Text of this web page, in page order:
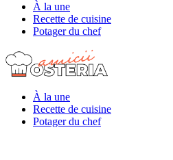
À la une
Recette de cuisine
Potager du chef
À la une
Recette de cuisine
Potager du chef